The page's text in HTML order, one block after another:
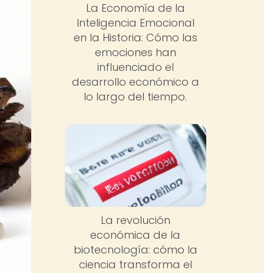
La Economía de la
Inteligencia Emocional
en la Historia: Cómo las
emociones han
influenciado el
desarrollo económico a
lo largo del tiempo.
La revolución
económica de la
biotecnología: cómo la
ciencia transforma el